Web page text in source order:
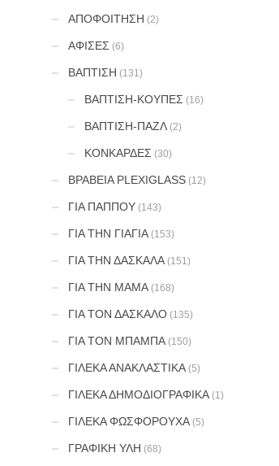
ΑΠΟΦΟΙΤΗΣΗ (2)
ΑΦΙΣΕΣ (6)
ΒΑΠΤΙΣΗ (131)
ΒΑΠΤΙΣΗ-ΚΟΥΠΕΣ (16)
ΒΑΠΤΙΣΗ-ΠΑΖΛ (2)
ΚΟΝΚΑΡΔΕΣ (30)
ΒΡΑΒΕΙΑ PLEXIGLASS (12)
ΓΙΑ ΠΑΠΠΟΥ (143)
ΓΙΑ ΤΗΝ ΓΙΑΓΙΑ (153)
ΓΙΑ ΤΗΝ ΔΑΣΚΑΛΑ (151)
ΓΙΑ ΤΗΝ ΜΑΜΑ (168)
ΓΙΑ ΤΟΝ ΔΑΣΚΑΛΟ (135)
ΓΙΑ ΤΟΝ ΜΠΑΜΠΑ (150)
ΓΙΛΕΚΑ ΑΝΑΚΛΑΣΤΙΚΑ (5)
ΓΙΛΕΚΑ ΔΗΜΟΔΙΟΓΡΑΦΙΚΑ (1)
ΓΙΛΕΚΑ ΦΩΣΦΟΡΟΥΧΑ (5)
ΓΡΑΦΙΚΗ ΥΛΗ (68)